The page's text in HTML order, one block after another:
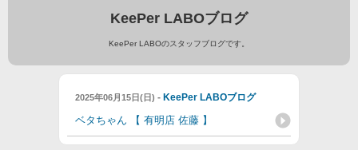
KeePer LABOブログ
KeePer LABOのスタッフブログです。
2025年06月15日(日) - KeePer LABOブログ
ベタちゃん 【 有明店 佐藤 】